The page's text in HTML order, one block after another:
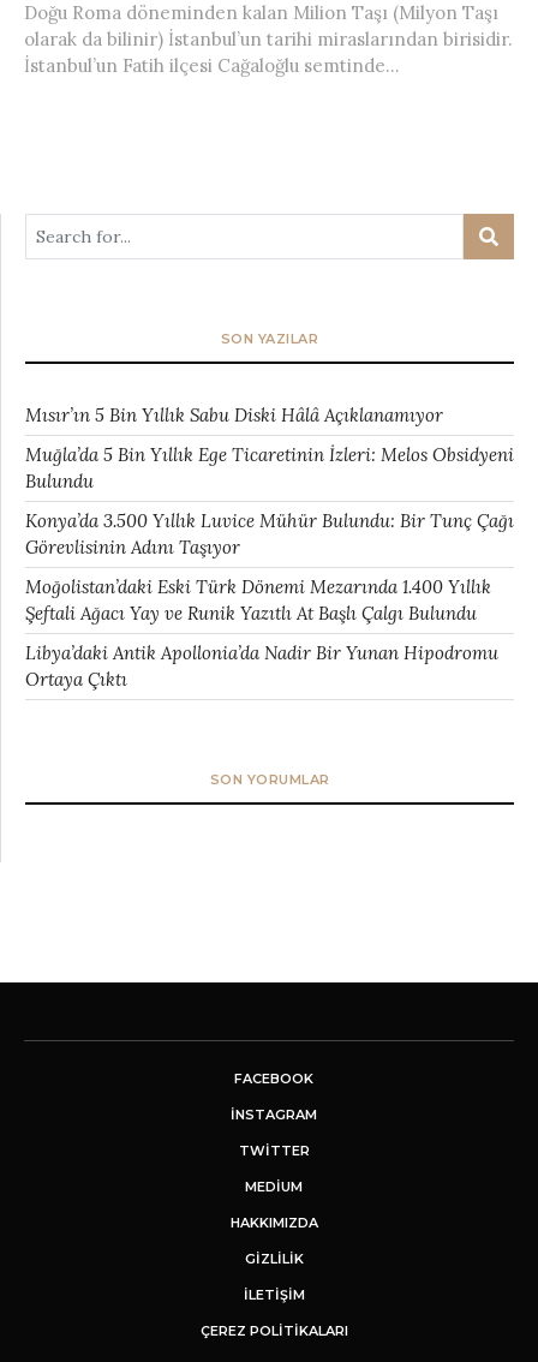
Doğu Roma döneminden kalan Milion Taşı (Milyon Taşı
olarak da bilinir) İstanbul’un tarihi miraslarından birisidir.
İstanbul’un Fatih ilçesi Cağaloğlu semtinde...
SON YAZILAR
Mısır’ın 5 Bin Yıllık Sabu Diski Hâlâ Açıklanamıyor
Muğla’da 5 Bin Yıllık Ege Ticaretinin İzleri: Melos Obsidyeni
Bulundu
Konya’da 3.500 Yıllık Luvice Mühür Bulundu: Bir Tunç Çağı
Görevlisinin Adını Taşıyor
Moğolistan’daki Eski Türk Dönemi Mezarında 1.400 Yıllık
Şeftali Ağacı Yay ve Runik Yazıtlı At Başlı Çalgı Bulundu
Libya’daki Antik Apollonia’da Nadir Bir Yunan Hipodromu
Ortaya Çıktı
SON YORUMLAR
FACEBOOK
INSTAGRAM
TWITTER
MEDIUM
HAKKIMIZDA
GİZLİLİK
İLETIŞIM
ÇEREZ POLITIKALARI